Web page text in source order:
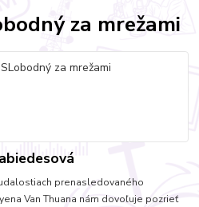
za mrežami
prenasledovaného
Van Thuana nám dovoľuje pozrieť